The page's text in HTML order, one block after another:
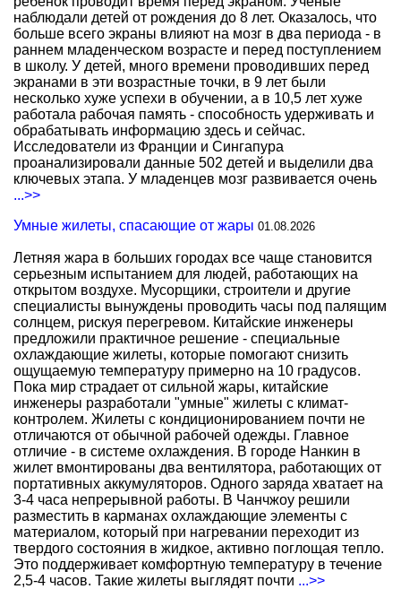
наблюдали детей от рождения до 8 лет. Оказалось, что
больше всего экраны влияют на мозг в два периода - в
раннем младенческом возрасте и перед поступлением
в школу. У детей, много времени проводивших перед
экранами в эти возрастные точки, в 9 лет были
несколько хуже успехи в обучении, а в 10,5 лет хуже
работала рабочая память - способность удерживать и
обрабатывать информацию здесь и сейчас.
Исследователи из Франции и Сингапура
проанализировали данные 502 детей и выделили два
ключевых этапа. У младенцев мозг развивается очень
...>>
Умные жилеты, спасающие от жары 01.08.2026
Летняя жара в больших городах все чаще становится
серьезным испытанием для людей, работающих на
открытом воздухе. Мусорщики, строители и другие
специалисты вынуждены проводить часы под палящим
солнцем, рискуя перегревом. Китайские инженеры
предложили практичное решение - специальные
охлаждающие жилеты, которые помогают снизить
ощущаемую температуру примерно на 10 градусов.
Пока мир страдает от сильной жары, китайские
инженеры разработали "умные" жилеты с климат-
контролем. Жилеты с кондиционированием почти не
отличаются от обычной рабочей одежды. Главное
отличие - в системе охлаждения. В городе Нанкин в
жилет вмонтированы два вентилятора, работающих от
портативных аккумуляторов. Одного заряда хватает на
3-4 часа непрерывной работы. В Чанчжоу решили
разместить в карманах охлаждающие элементы с
материалом, который при нагревании переходит из
твердого состояния в жидкое, активно поглощая тепло.
Это поддерживает комфортную температуру в течение
2,5-4 часов. Такие жилеты выглядят почти ...>>